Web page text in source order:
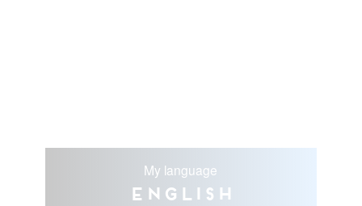
My language
English